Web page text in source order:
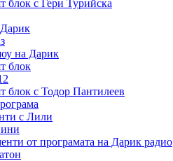
блок с Гери Турийска
на Дарик
блок
блок с Тодор Пантилеев
с Лили
от програмата на Дарик радио